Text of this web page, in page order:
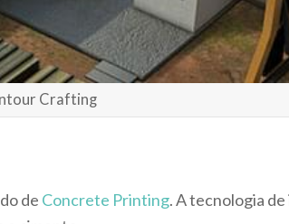
Crafting
de Concrete Printing. A tecnologia